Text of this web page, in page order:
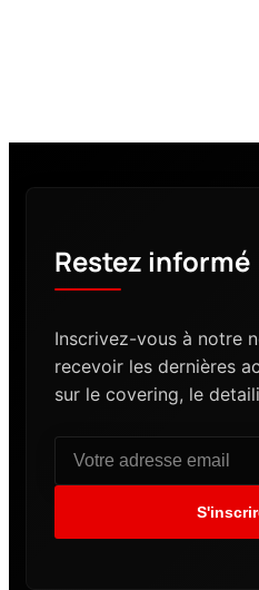
Restez informé
Inscrivez-vous à notre
recevoir les dernières
sur le covering, le